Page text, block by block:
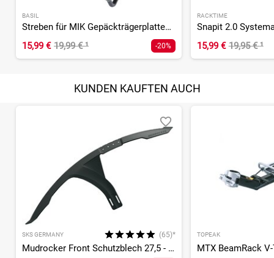
BASIL
Streben für MIK Gepäckträgerplatten - 2 Stück
15,99 € 19,99 €¹ -20%
RACKTIME
15,99 € 19,95 €¹
KUNDEN KAUFTEN AUCH
SKS GERMANY (65)*
Mudrocker Front Schutzblech 27,5 - 29 Zoll
TOPEAK
MTX BeamRack